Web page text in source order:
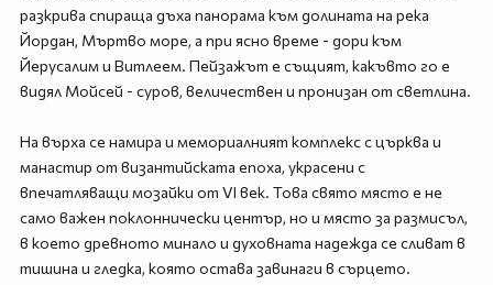
разкрива спираща дъха панорама към долината на река
Йордан, Мъртво море, а при ясно време - дори към
Йерусалим и Витлеем. Пейзажът е същият, какъвто го е
видял Мойсей - суров, величествен и пронизан от светлина.
На върха се намира и мемориалният комплекс с църква и
манастир от византийската епоха, украсени с
впечатляващи мозайки от VI век. Това свято място е не
само важен поклоннически център, но и място за размисъл,
в което древното минало и духовната надежда се сливат в
тишина и гледка, която остава завинаги в сърцето.